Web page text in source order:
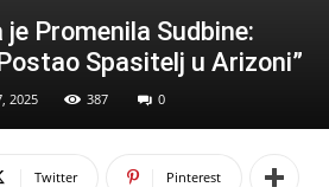
Promenila Sudbine:
Spasitelj u Arizoni”
2025 387 0
Twitter Pinterest